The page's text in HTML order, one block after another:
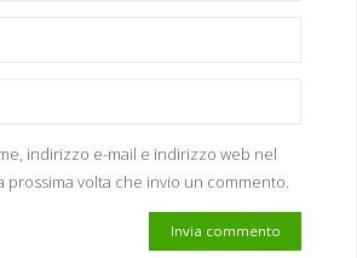
indirizzo e-mail e indirizzo web nel
prossima volta che invio un commento.